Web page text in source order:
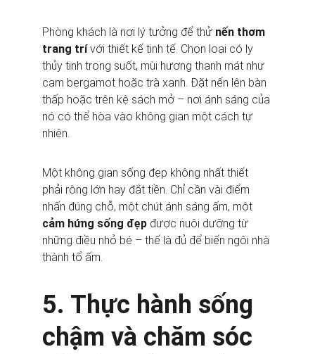
Phòng khách là nơi lý tưởng để thử nến thơm
trang trí với thiết kế tinh tế. Chọn loại có ly
thủy tinh trong suốt, mùi hương thanh mát như
cam bergamot hoặc trà xanh. Đặt nến lên bàn
thấp hoặc trên kệ sách mở – nơi ánh sáng của
nó có thể hòa vào không gian một cách tự
nhiên.
Một không gian sống đẹp không nhất thiết
phải rộng lớn hay đắt tiền. Chỉ cần vài điểm
nhấn đúng chỗ, một chút ánh sáng ấm, một
cảm hứng sống đẹp được nuôi dưỡng từ
những điều nhỏ bé – thế là đủ để biến ngôi nhà
thành tổ ấm.
5. Thực hành sống
chậm và chăm sóc